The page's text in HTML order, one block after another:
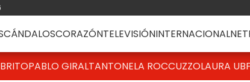
CORAZÓNTELEVISIÓNINTERNACIONAL
PABLO GIRALTANTONELA ROCCUZZOLAURA